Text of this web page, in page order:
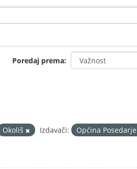
Poredaj prema
Okoliš Izdavači: Općina Posedarje